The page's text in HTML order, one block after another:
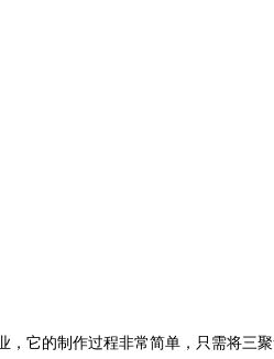
， 它的制作过程非常简单，只需将三